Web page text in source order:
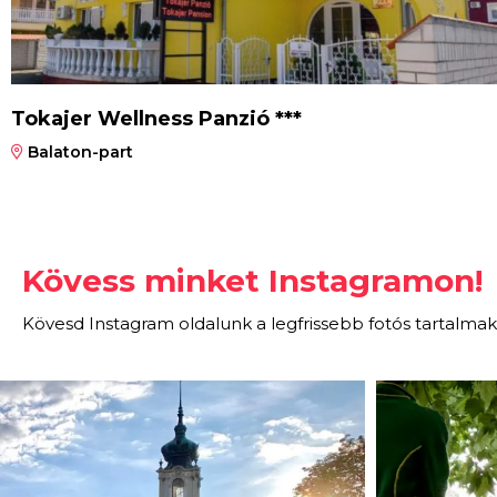
Tokajer Wellness Panzió ***
Balaton-part
Kövess minket Instagramon!
Kövesd Instagram oldalunk a legfrissebb fotós